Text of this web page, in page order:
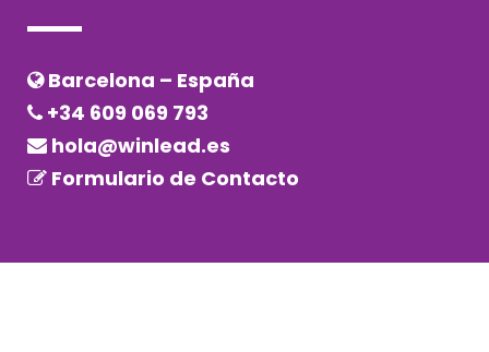
Barcelona – España
+34 609 069 793
hola@winlead.es
Formulario de Contacto